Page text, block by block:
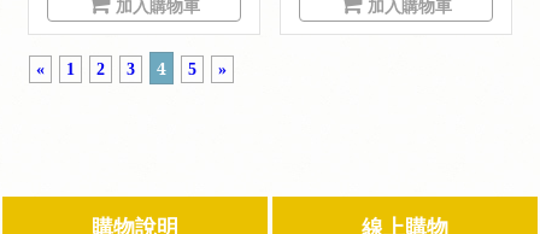
加入購物車 加入購物車
« 1 2 3 4 5 »
購物說明 線上購物